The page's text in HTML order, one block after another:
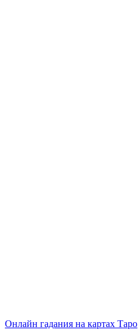
Онлайн гадания на картах Таро